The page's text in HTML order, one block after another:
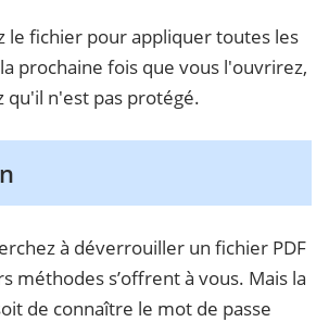
le fichier pour appliquer toutes les
prochaine fois que vous l'ouvrirez,
qu'il n'est pas protégé.
à déverrouiller un fichier PDF
méthodes s’offrent à vous. Mais la
de connaître le mot de passe